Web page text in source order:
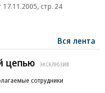
17.11.2005, стр. 24
Вся лента
цепью ЭКСКЛЮЗИВ
сотрудники